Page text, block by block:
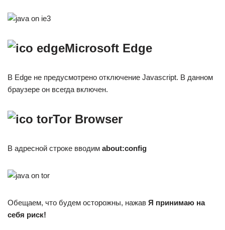
Microsoft Edge
В Edge не предусмотрено отключение Javascript. В данном
браузере он всегда включен.
Tor Browser
В адресной строке вводим about:config
Обещаем, что будем осторожны, нажав Я принимаю на
себя риск!